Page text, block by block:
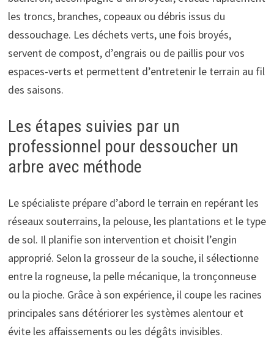
les troncs, branches, copeaux ou débris issus du
dessouchage. Les déchets verts, une fois broyés,
servent de compost, d’engrais ou de paillis pour vos
espaces-verts et permettent d’entretenir le terrain au fil
des saisons.
Les étapes suivies par un
professionnel pour dessoucher un
arbre avec méthode
Le spécialiste prépare d’abord le terrain en repérant les
réseaux souterrains, la pelouse, les plantations et le type
de sol. Il planifie son intervention et choisit l’engin
approprié. Selon la grosseur de la souche, il sélectionne
entre la rogneuse, la pelle mécanique, la tronçonneuse
ou la pioche. Grâce à son expérience, il coupe les racines
principales sans détériorer les systèmes alentour et
évite les affaissements ou les dégâts invisibles.